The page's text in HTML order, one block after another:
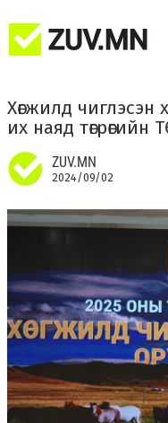
Хөгжилд чиглэсэн
их наяд төгрөгийн
ZUV.MN
2024/09/02